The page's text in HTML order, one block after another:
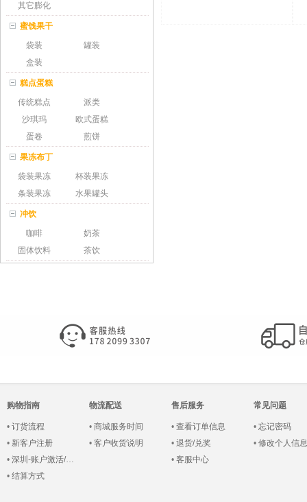
其它膨化
蜜饯果干
袋装
罐装
盒装
糕点蛋糕
传统糕点
派类
沙琪玛
欧式蛋糕
蛋卷
煎饼
果冻布丁
袋装果冻
杯装果冻
条装果冻
水果罐头
冲饮
咖啡
奶茶
固体饮料
茶饮
购物指南
• 订货流程
• 新客户注册
• 深圳-账户激活/登录
• 结算方式
物流配送
• 商城服务时间
• 客户收货说明
售后服务
• 查看订单信息
• 退货/兑奖
• 客服中心
常见问题
• 忘记密码
• 修改个人信息